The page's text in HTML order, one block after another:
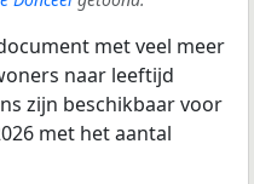
met veel meer
naar leeftijd
zijn beschikbaar voor
met het aantal